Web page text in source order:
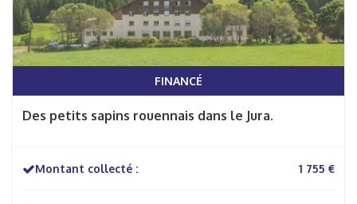
FINANCÉ
Des petits sapins rouennais dans le Jura.
Montant collecté : 1 755 €